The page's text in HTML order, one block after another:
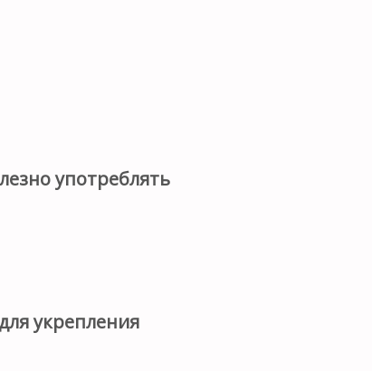
употреблять
укрепления